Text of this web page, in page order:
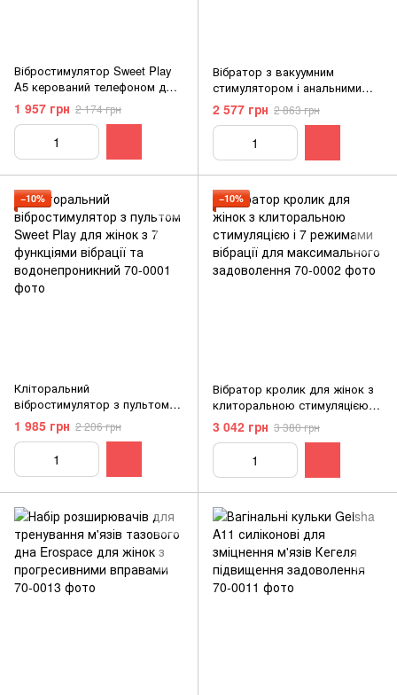
Вібростимулятор Sweet Play
A5 керований телефоном для
інтимного задоволення з 10
функціями вібрації
1 957 грн 2 174 грн
Вібратор з вакуумним
стимулятором і анальними
бусинами для клиторальної та
анальної стимуляції 20 см
2 577 грн 2 863 грн
−10%
Кліторальний
вібростимулятор з пультом
Sweet Play для жінок з 7
функціями вібрації та
водонепроникний
1 985 грн 2 206 грн
−10%
Вібратор кролик для жінок з
клиторальною стимуляцією і
7 режимами вібрації для
максимального задоволення
3 042 грн 3 380 грн